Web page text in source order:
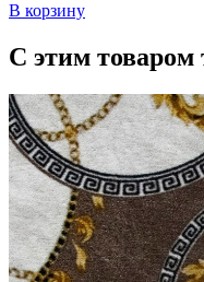
В корзину
С этим товаром